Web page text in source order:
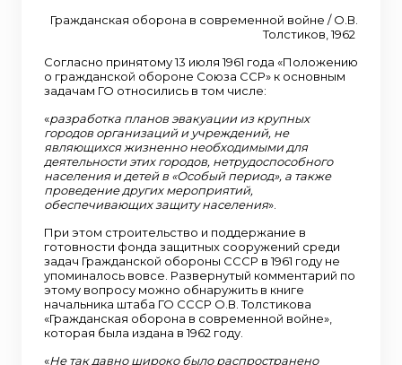
Гражданская оборона в современной войне / О.В.
Толстиков, 1962
Согласно принятому 13 июля 1961 года «Положению
о гражданской обороне Союза ССР» к основным
задачам ГО относились в том числе:
«разработка планов эвакуации из крупных
городов организаций и учреждений, не
являющихся жизненно необходимыми для
деятельности этих городов, нетрудоспособного
населения и детей в «Особый период», а также
проведение других мероприятий,
обеспечивающих защиту населения».
При этом строительство и поддержание в
готовности фонда защитных сооружений среди
задач Гражданской обороны СССР в 1961 году не
упоминалось вовсе. Развернутый комментарий по
этому вопросу можно обнаружить в книге
начальника штаба ГО СССР О.В. Толстикова
«Гражданская оборона в современной войне»,
которая была издана в 1962 году.
«Не так давно широко было распространено